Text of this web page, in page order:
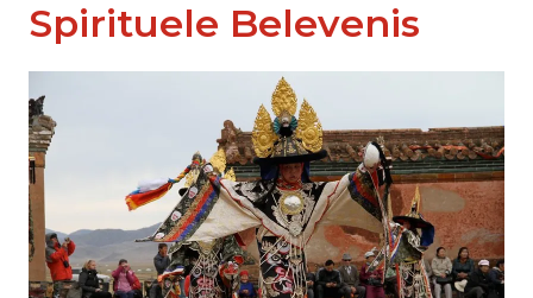
Spirituele Belevenis